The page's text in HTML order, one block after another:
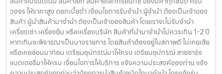
รับจำนำนาฬิกาใกล้ฉัน โรงรับจำนำ รับจำนำมือถือ ไอ
โฟน ไอแพด กล้อง โน๊ตบุ๊ค สินค้าแบรนด์เนม ให้ราคาสูง
รับจำนำนาฬิกาใกล้ฉัน โรงรับจำนำ รับจำนำมือถือ ไอโฟน ไอแพด กล้อง โน๊
ตบุ๊ค สินค้าแบรนด์เนม ของมีค่าทุกชนิด ครบวงจร ให้ราคาสูง รับจำนำ
นาฬิกาใกล้ฉัน ให้บริการโดย รับจํานําบางแค.com โรงรับจำนำ รับจำนำมือ
ถือ รับจำนำไอโฟน รับจำนำไอแพด รับจำนำกล้อง รับจำนำโน๊ตบุ๊ค รับจำนำ